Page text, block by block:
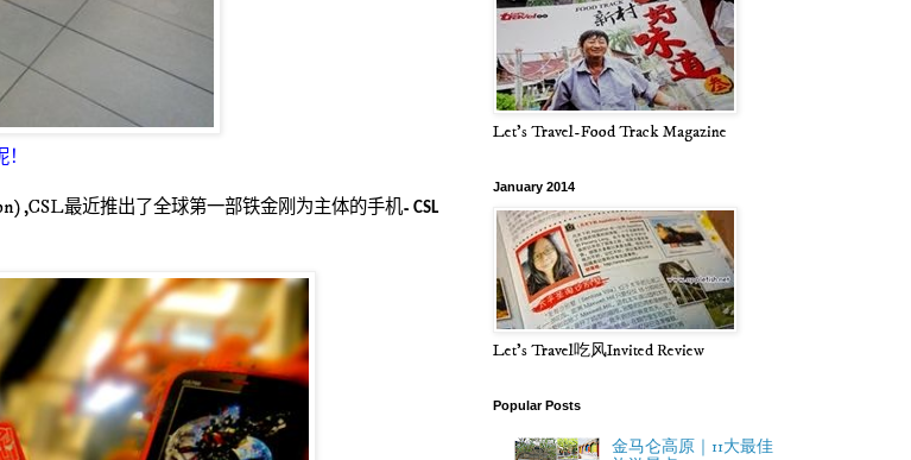
,CSL最近推出了全球第一部铁金刚为主体的手机- CSL
Let's Travel-Food Track Magazine
January 2014
Let's Travel吃风Invited Review
Popular Posts
金马仑高原｜11大最佳